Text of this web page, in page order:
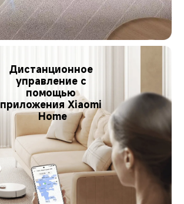
Дистанционное
управление с
помощью
приложения Xiaomi
Home